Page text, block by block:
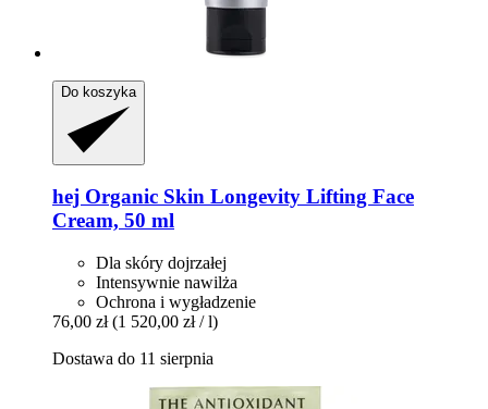
Do koszyka
hej Organic Skin Longevity Lifting Face
Cream, 50 ml
Dla skóry dojrzałej
Intensywnie nawilża
Ochrona i wygładzenie
76,00 zł (1 520,00 zł / l)
Dostawa do 11 sierpnia